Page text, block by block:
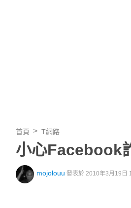
首頁 T網路
小心Facebook
mojolouu 發表於 2010年3月19日